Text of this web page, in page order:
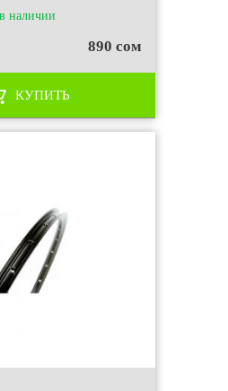
в наличии
890 сом
КУПИТЬ